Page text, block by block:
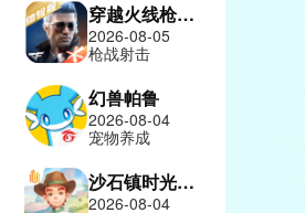
穿越火线枪战王者体验服
2026-08-05
枪战射击
幻兽帕鲁
2026-08-04
宠物养成
沙石镇时光中文版
2026-08-04